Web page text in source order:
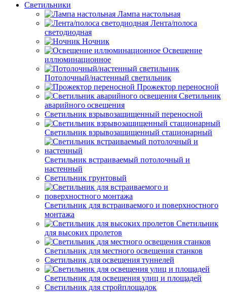
Светильники
Лампа настольная
Лента/полоса
светодиодная
Ночник
Освещение
иллюминационное
Потолочный/настенный светильник
Прожектор переносной
Светильник
аварийного освещения
Светильник взрывозащищенный переносной
Светильник взрывозащищенный стационарный
Светильник встраиваемый потолочный и
настенный
Светильник грунтовый
Светильник для встраиваемого и поверхностного
монтажа
Светильник
для высоких пролетов
Светильник для местного освещения станков
Светильник для освещения туннелей
Светильник для освещения улиц и площадей
Светильник для стройплощадок